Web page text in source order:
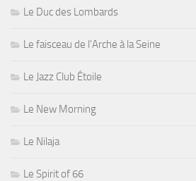
Le Duc des Lombards
Le faisceau de l'Arche à la Seine
Le Jazz Club Étoile
Le New Morning
Le Nilaja
Le Spirit of 66